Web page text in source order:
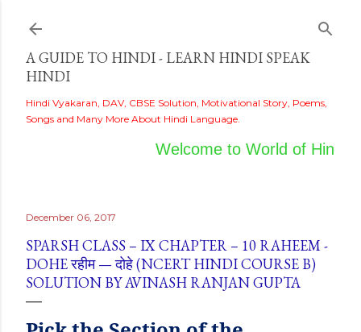
A GUIDE TO HINDI - LEARN HINDI SPEAK
HINDI
Hindi Vyakaran, DAV, CBSE Solution, Motivational Story, Poems,
Songs and Many More About Hindi Language.
Welcome to World of Hindi
December 06, 2017
SPARSH CLASS – IX CHAPTER – 10 RAHEEM -
DOHE रहीम — दोहे (NCERT HINDI COURSE B)
SOLUTION BY AVINASH RANJAN GUPTA